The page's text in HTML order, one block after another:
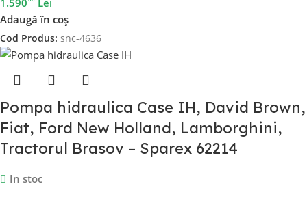
Adaugă în coș
Cod Produs: snc-4636
Pompa hidraulica Case IH, David Brown,
Fiat, Ford New Holland, Lamborghini,
Tractorul Brasov – Sparex 62214
In stoc